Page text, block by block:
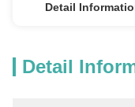
Detail
Detail